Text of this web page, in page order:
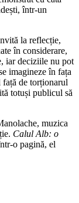
într-un
la reflecție,
în considerare,
iar deciziile nu pot
imagineze în fața
față de torționarul
totuși publicul să
muzica
Calul Alb: o
o pagină, el